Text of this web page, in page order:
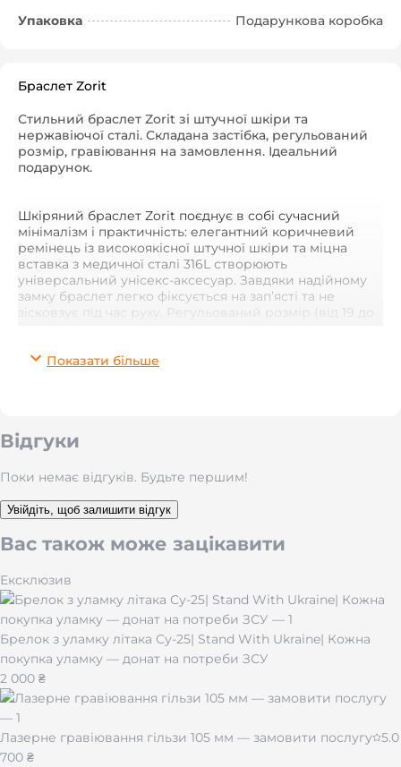
Упаковка Подарункова коробка
Браслет Zorit
Стильний браслет Zorit зі штучної шкіри та
нержавіючої сталі. Складана застібка, регульований
розмір, гравіювання на замовлення. Ідеальний
подарунок.
Шкіряний браслет Zorit поєднує в собі сучасний
мінімалізм і практичність: елегантний коричневий
ремінець із високоякісної штучної шкіри та міцна
вставка з медичної сталі 316L створюють
універсальний унісекс-аксесуар. Завдяки надійному
замку браслет легко фіксується на зап’ясті та не
зісковзує під час руху. Регульований розмір (від 19 до
відновити блиск металу та шкіри.
Персоналізація:
власних ініціалів, пам’ятної дати або значущого
Стиль і символіка: нанесіть улюблений символ (∞,
♡, #hashtag), координати важливого місця або
коротку фразу — браслет відображатиме вашу
історію.
Універсальність:підходить і чоловікам, і жінкам,
Що можна вигравірувати:
Ім’я та прізвище або скорочення (“A & B ♡”)
Важлива дата (“01.01.2025”)
Надихаючий вислів (“Carpe Diem”, “Будь собою”)
Символ нескінченності “∞” або географічні
координати пам’ятного куточка
Показати більше
Відгуки
Поки немає відгуків. Будьте першим!
Увійдіть, щоб залишити відгук
Вас також може зацікавити
Ексклюзив
Брелок з уламку літака Су-25| Stand With Ukraine| Кожна
покупка уламку — донат на потреби ЗСУ
2 000 ₴
Лазерне гравіювання гільзи 105 мм — замовити послугу 5.0
700 ₴